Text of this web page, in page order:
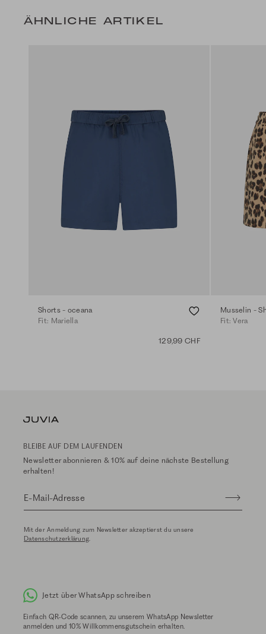
ÄHNLICHE ARTIKEL
Shorts - oceana
Fit: Mariella
129,99 CHF
Musselin -
Fit: Vera
BLEIBE AUF DEM LAUFENDEN
Newsletter abonnieren & 10% auf deine nächste Bestellung
erhalten!
E-Mail-Adresse
Mit der Anmeldung zum Newsletter akzeptierst du unsere
Datenschutzerklärung.
Jetzt über WhatsApp schreiben
Einfach QR-Code scannen, zu unserem WhatsApp Newsletter
anmelden und 10% Willkommensgutschein erhalten.